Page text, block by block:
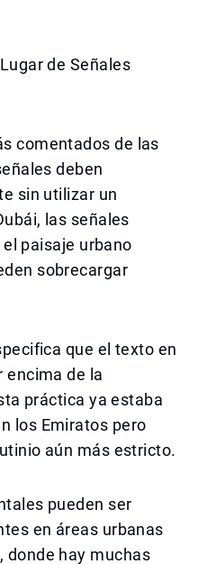
de Señales
comentados de las
deben
sin utilizar un
las señales
paisaje urbano
sobrecargar
que el texto en
encima de la
práctica ya estaba
los Emiratos pero
aún más estricto.
pueden ser
en áreas urbanas
donde hay muchas